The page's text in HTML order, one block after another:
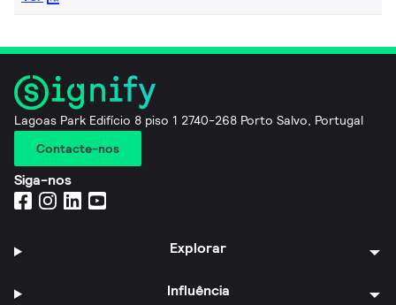
Lagoas Park Edifício 8 piso 1 2740-268 Porto Salvo, Portugal
Contacte-nos
Siga-nos
Explorar
Influência